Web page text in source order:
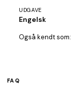
UDGAVE
Engelsk
Også kendt som:
FAQ